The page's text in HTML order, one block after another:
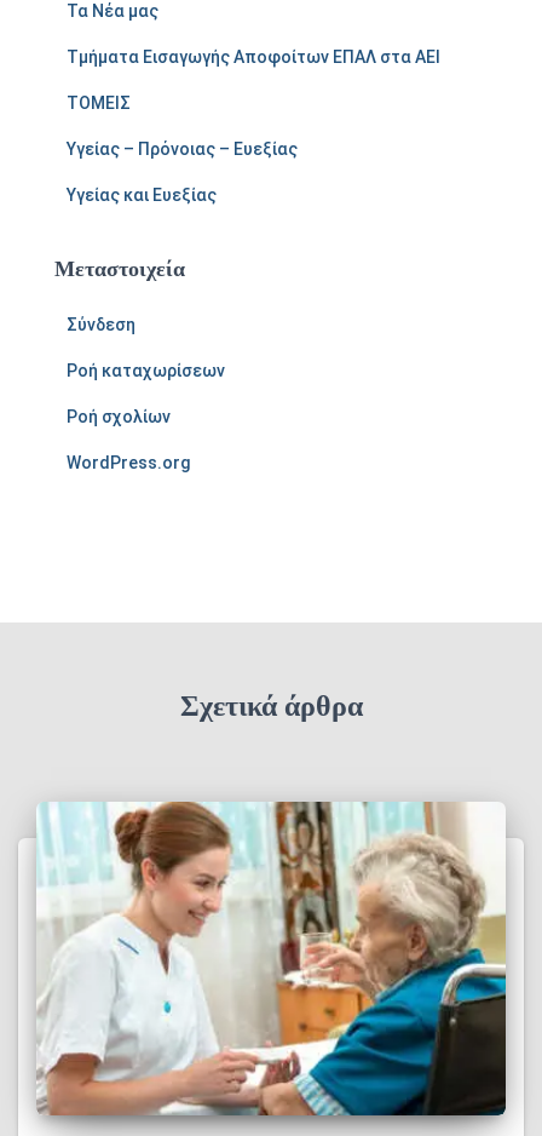
Τα Νέα μας
Τμήματα Εισαγωγής Αποφοίτων ΕΠΑΛ στα ΑΕΙ
ΤΟΜΕΙΣ
Υγείας – Πρόνοιας – Ευεξίας
Υγείας και Ευεξίας
Μεταστοιχεία
Σύνδεση
Ροή καταχωρίσεων
Ροή σχολίων
WordPress.org
Σχετικά άρθρα